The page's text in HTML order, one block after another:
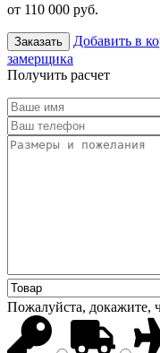
от 110 000 руб.
Заказать Добавить в
замерщика
Получить расчет
Пожалуйста, докажите,